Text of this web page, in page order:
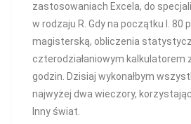
zastosowaniach Excela, do
w rodzaju R. Gdy na początku l. 80
magisterską, obliczenia
czterodziałaniowym kalkulatorem
godzin. Dzisiaj wykonałbym
najwyżej dwa wieczory,
Inny świat.